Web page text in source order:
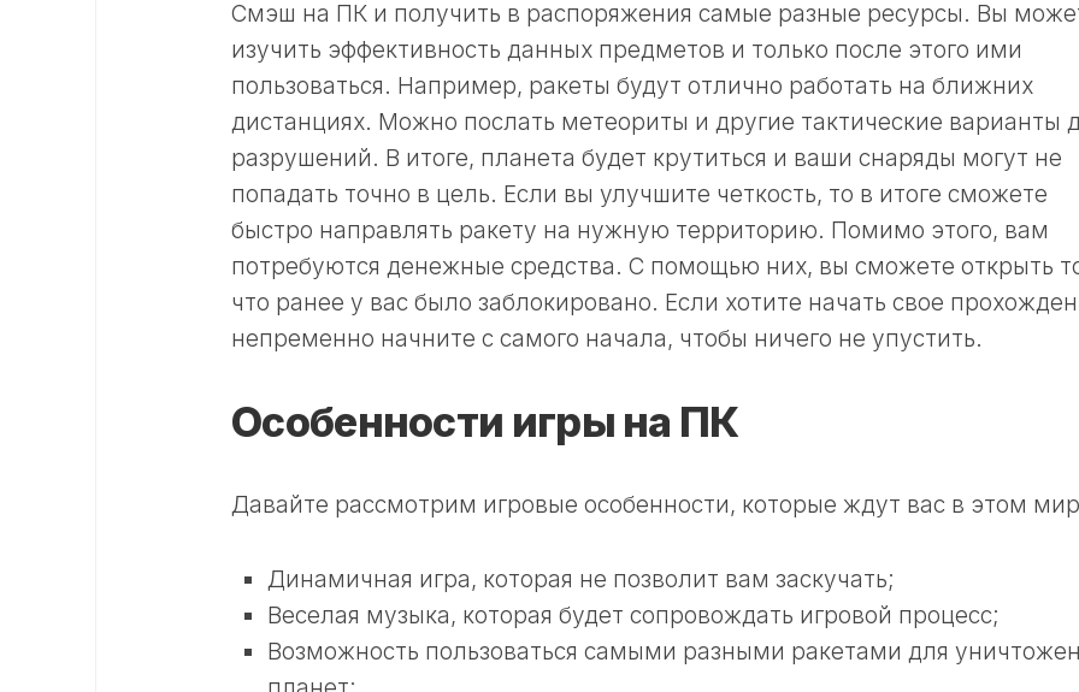
Смэш на ПК и получить в распоряжения самые разные ресурсы. Вы
изучить эффективность данных предметов и только после этого ими
пользоваться. Например, ракеты будут отлично работать на ближних
дистанциях. Можно послать метеориты и другие тактические варианты
разрушений. В итоге, планета будет крутиться и ваши снаряды могут не
попадать точно в цель. Если вы улучшите четкость, то в итоге сможете
быстро направлять ракету на нужную территорию. Помимо этого, вам
потребуются денежные средства. С помощью них, вы сможете открыть
что ранее у вас было заблокировано. Если хотите начать свое
непременно начните с самого начала, чтобы ничего не упустить.
Особенности игры на ПК
Давайте рассмотрим игровые особенности, которые ждут вас в этом
Динамичная игра, которая не позволит вам заскучать;
Веселая музыка, которая будет сопровождать игровой процесс;
Возможность пользоваться самыми разными ракетами для